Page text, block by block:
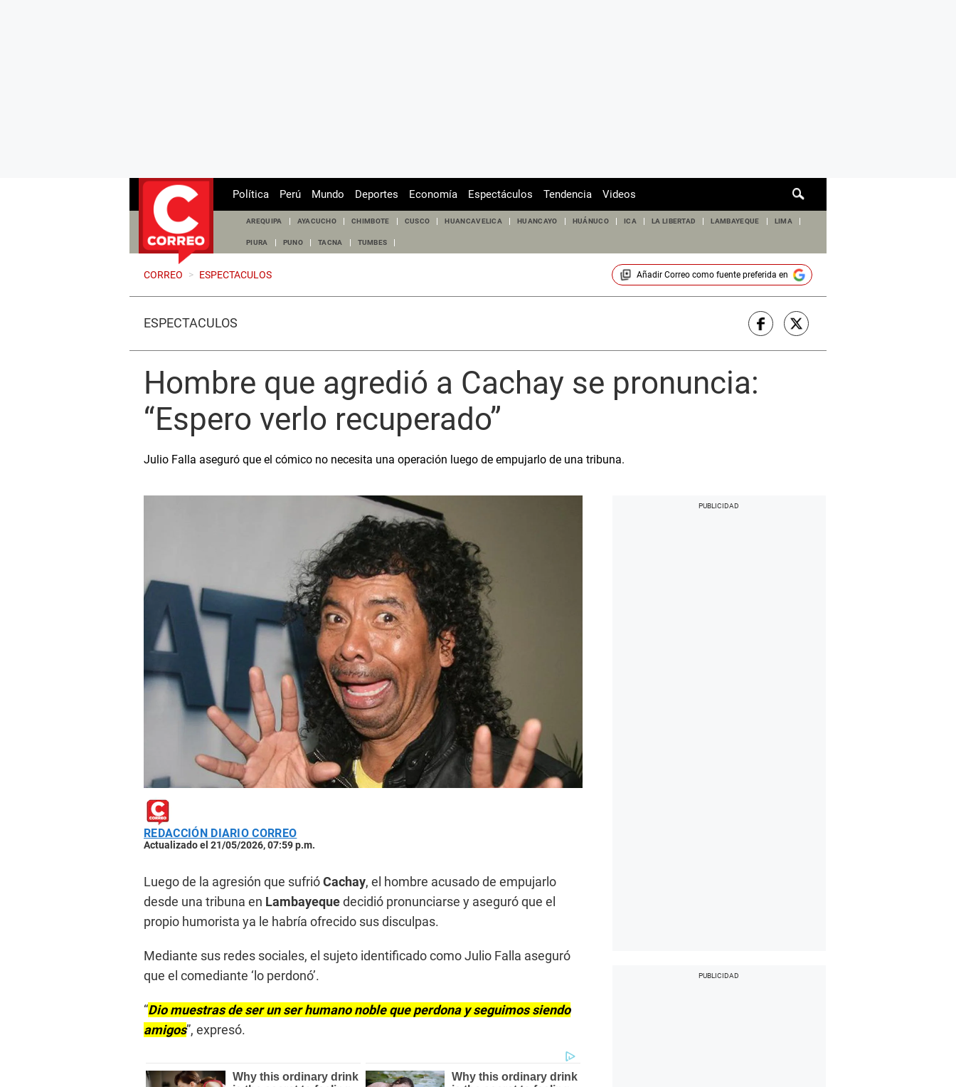
de
Política Perú Mundo Deportes Economía Espectáculos Tendencia Videos
AREQUIPA AYACUCHO CHIMBOTE CUSCO HUANCAVELICA HUANCAYO HUÁNUCO ICA LA LIBERTAD LAMBAYEQUE LIMA
PIURA PUNO TACNA TUMBES
CORREO > ESPECTACULOS Añadir Correocomo fuente preferida en
ESPECTÁCULOS
Hombre que agredió a Cachay se pronuncia:
“Espero verlo recuperado”
Julio Falla aseguró que el cómico no necesita una operación luego de empujarlo de una tribuna.
REDACCIÓN DIARIO CORREO
Actualizado el 21/05/2026, 07:59 p.m.
Luego de la agresión que sufrióCachay, el hombre acusado de empujarlo
desde una tribuna en Lambayequedecidió pronunciarse y aseguró que el
propio humorista ya le habría ofrecido sus disculpas.
Mediante sus redes sociales, el sujeto identificado como Julio Falla aseguró
que el comediante ‘lo perdonó’.
“Dio muestras de ser un ser humano noble que perdona y seguimos siendo
amigos”, expresó.